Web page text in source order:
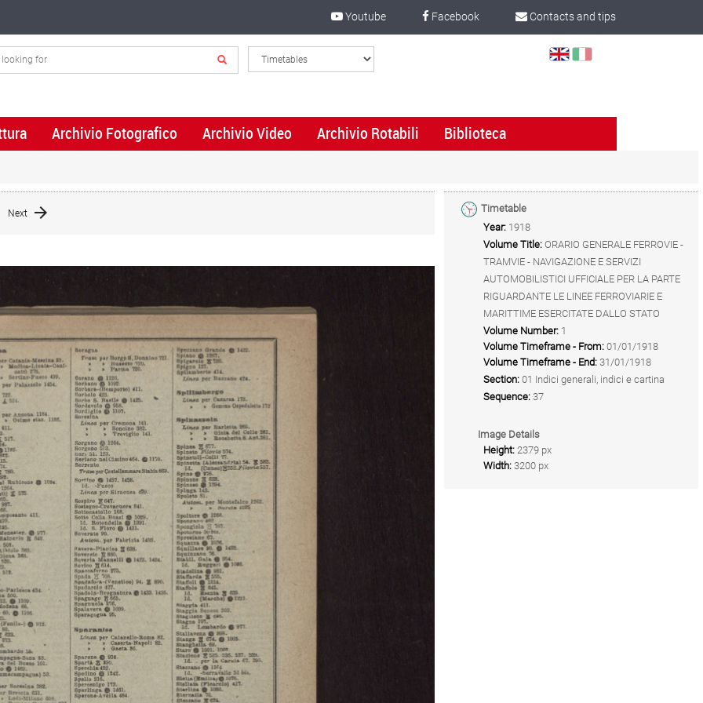
Contacts and tips
Facebook
Youtube
Select
Archivio Fotografico Archivio Video Archivio Rotabili Biblioteca
Next
Timetable
Year: 1918
Volume Title: ORARIO GENERALE FERROVIE -
TRAMVIE - NAVIGAZIONE E SERVIZI
AUTOMOBILISTICI UFFICIALE PER LA PARTE
RIGUARDANTE LE LINEE FERROVIARIE E
MARITTIME ESERCITATE DALLO STATO
Volume Number: 1
Volume Timeframe - From: 01/01/1918
Volume Timeframe - End: 31/01/1918
Section: 01 Indici generali, indici e cartina
Sequence: 37
Image Details
Height: 2379 px
Width: 3200 px